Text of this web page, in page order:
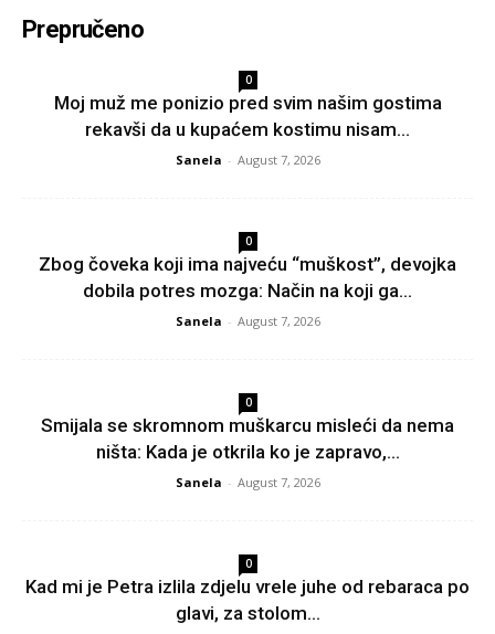
Prepručeno
0
Moj muž me ponizio pred svim našim gostima
rekavši da u kupaćem kostimu nisam...
Sanela - August 7, 2026
0
Zbog čoveka koji ima najveću “muškost”, devojka
dobila potres mozga: Način na koji ga...
Sanela - August 7, 2026
0
Smijala se skromnom muškarcu misleći da nema
ništa: Kada je otkrila ko je zapravo,...
Sanela - August 7, 2026
0
Kad mi je Petra izlila zdjelu vrele juhe od rebaraca po
glavi, za stolom...